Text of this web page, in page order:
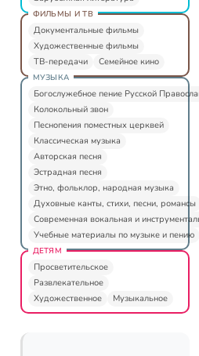
ФИЛЬМЫ И ТВ
Документальные фильмы
Художественные фильмы
ТВ-передачи
Семейное кино
МУЗЫКА
Богослужебное пение Русской
Колокольный звон
Песнопения поместных церквей
Классическая музыка
Авторская песня
Эстрадная песня
Этно, фольклор, народная музыка
Духовные канты, стихи, песни, романсы
Современная вокальная и
Учебные материалы по музыке и пению
ДЕТЯМ
Просветительское
Развлекательное
Художественное
Музыкальное